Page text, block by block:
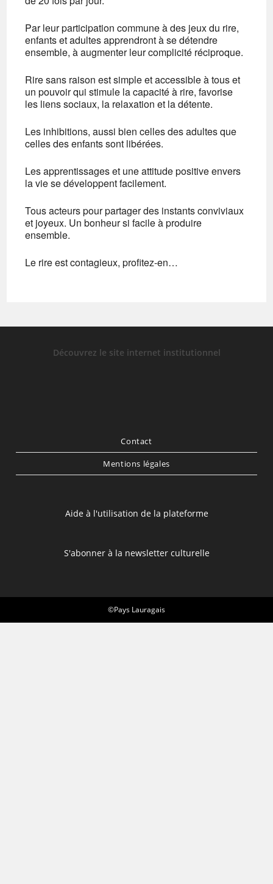
Par leur participation commune à des jeux du rire,
enfants et adultes apprendront à se détendre
ensemble, à augmenter leur complicité réciproque.
Rire sans raison est simple et accessible à tous et
un pouvoir qui stimule la capacité à rire, favorise
les liens sociaux, la relaxation et la détente.
Les inhibitions, aussi bien celles des adultes que
celles des enfants sont libérées.
Les apprentissages et une attitude positive envers
la vie se développent facilement.
Tous acteurs pour partager des instants conviviaux
et joyeux. Un bonheur si facile à produire
ensemble.
Le rire est contagieux, profitez-en…
Découvrez le site internet institutionnel
Contact
Mentions légales
Aide à l'utilisation de la plateforme
S'abonner à la newsletter culturelle
©Pays Lauragais